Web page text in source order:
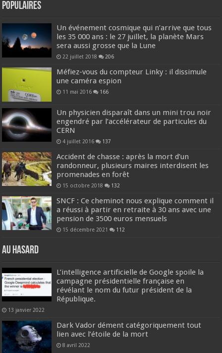
Populaires
Un événement cosmique qui n’arrive que tous
les 35 000 ans : le 27 juillet, la planète Mars
sera aussi grosse que la Lune
22 juillet 2018 206
Méfiez-vous du compteur Linky : il dissimule
une caméra espion
11 mai 2016 166
Un physicien disparaît dans un mini trou noir
engendré par l’accélérateur de particules du
CERN
4 juillet 2016 137
Accident de chasse : après la mort d’un
randonneur, plusieurs maires interdisent les
promenades en forêt
15 octobre 2018 132
SNCF : Ce cheminot nous explique comment il
a réussi à partir en retraite à 30 ans avec une
pension de 3500 euros mensuels
15 décembre 2021 112
Au hasard
L’intelligence artificielle de Google spoile la
campagne présidentielle française en
révélant le nom du futur président de la
République.
13 janvier 2022
Dark Vador dément catégoriquement tout
lien avec l’étoile de la mort
8 avril 2022